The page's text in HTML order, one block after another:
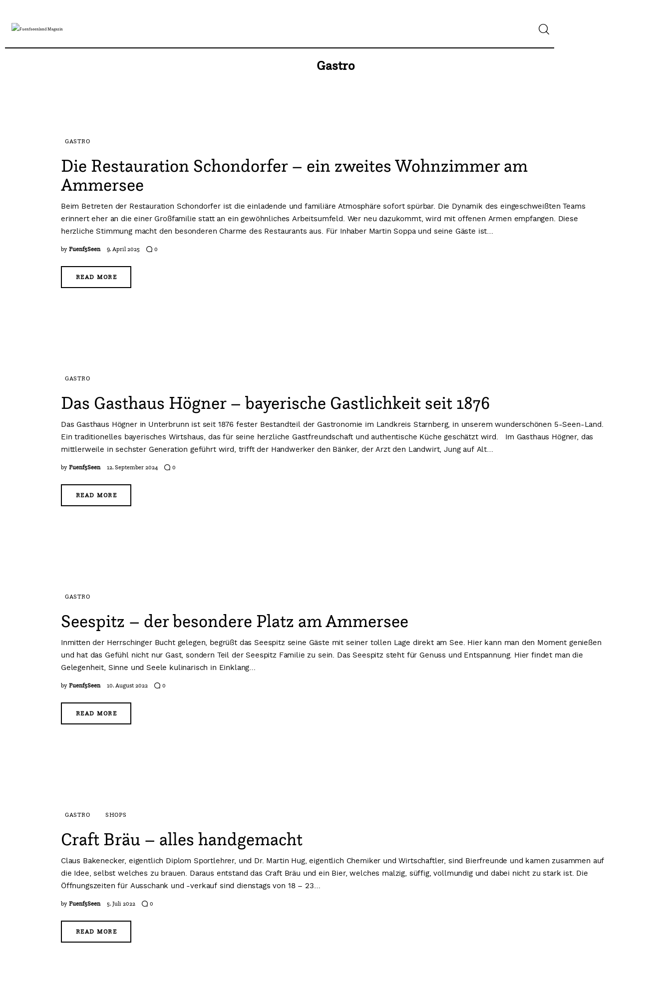
Gastro
GASTRO
Die Restauration Schondorfer – ein zweites Wohnzimmer am
Ammersee
Beim Betreten der Restauration Schondorfer ist die einladende und familiäre Atmosphäre sofort spürbar. Die Dynamik des eingeschweißten Teams
erinnert eher an die einer Großfamilie statt an ein gewöhnliches Arbeitsumfeld. Wer neu dazukommt, wird mit offenen Armen empfangen. Diese
herzliche Stimmung macht den besonderen Charme des Restaurants aus. Für Inhaber Martin Soppa und seine Gäste ist…
by Fuenf5Seen 9. April 2025 0
READ MORE
GASTRO
Das Gasthaus Högner – bayerische Gastlichkeit seit 1876
Das Gasthaus Högner in Unterbrunn ist seit 1876 fester Bestandteil der Gastronomie im Landkreis Starnberg, in unserem wunderschönen 5-Seen-Land.
Ein traditionelles bayerisches Wirtshaus, das für seine herzliche Gastfreundschaft und authentische Küche geschätzt wird. Im Gasthaus Högner, das
mittlerweile in sechster Generation geführt wird, trifft der Handwerker den Bänker, der Arzt den Landwirt, Jung auf Alt…
by Fuenf5Seen 12. September 2024 0
READ MORE
GASTRO
Seespitz – der besondere Platz am Ammersee
Inmitten der Herrschinger Bucht gelegen, begrüßt das Seespitz seine Gäste mit seiner tollen Lage direkt am See. Hier kann man den Moment genießen
und hat das Gefühl nicht nur Gast, sondern Teil der Seespitz Familie zu sein. Das Seespitz steht für Genuss und Entspannung. Hier findet man die
Gelegenheit, Sinne und Seele kulinarisch in Einklang…
by Fuenf5Seen 10. August 2022 0
READ MORE
GASTRO SHOPS
Craft Bräu – alles handgemacht
Claus Bakenecker, eigentlich Diplom Sportlehrer, und Dr. Martin Hug, eigentlich Chemiker und Wirtschaftler, sind Bierfreunde und kamen zusammen auf
die Idee, selbst welches zu brauen. Daraus entstand das Craft Bräu und ein Bier, welches malzig, süffig, vollmundig und dabei nicht zu stark ist. Die
Öffnungszeiten für Ausschank und -verkauf sind dienstags von 18 – 23…
by Fuenf5Seen 5. Juli 2022 0
READ MORE